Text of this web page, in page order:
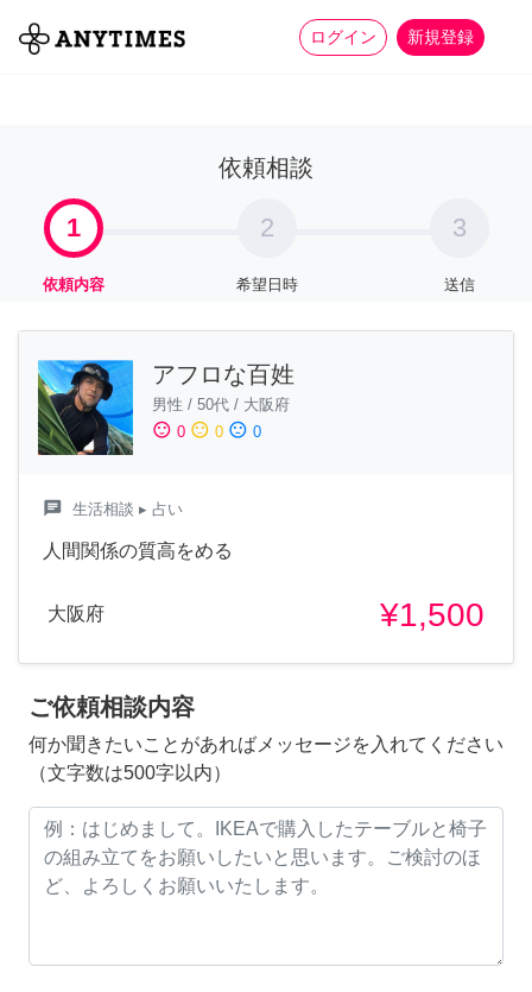
ログイン 新規登録
全て 家事 more_horiz
依頼相談
1
依頼内容
2
希望日時
3
送信
アフロな百姓
男性 / 50代 / 大阪府
sentiment_satisfied 0 sentiment_neutral 0 sentiment_dissatisfied 0
chat 生活相談 ▸ 占い
人間関係の質高をめる
大阪府 ¥1,500
ご依頼相談内容
何か聞きたいことがあればメッセージを入れてください
（文字数は500字以内）